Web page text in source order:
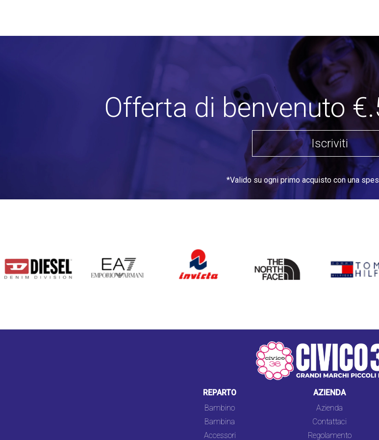
Offerta di benvenuto
Iscriviti
*Valido su ogni primo acquisto con una
INVICTA
NORTH
FACE
REPARTO
Bambino
Bambina
Accessori
AZIENDA
Azienda
Contattaci
Regolamento